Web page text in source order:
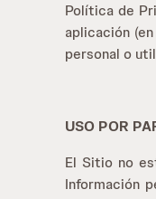
Política de
aplicación
personal o
USO POR
El Sitio no
Información